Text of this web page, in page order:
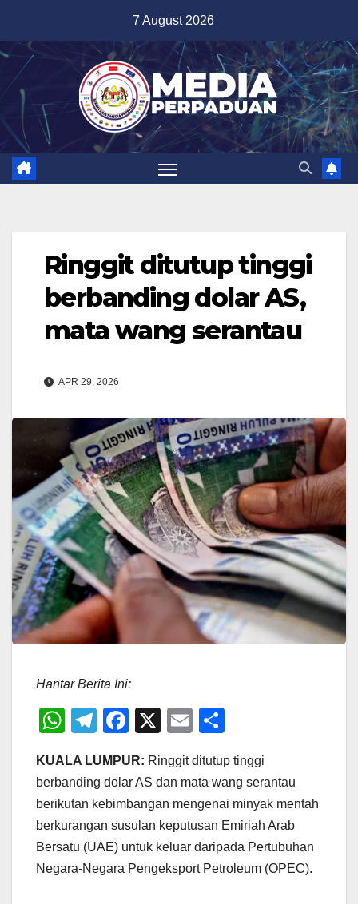
content
7 August 2026
Ringgit ditutup tinggi
berbanding dolar AS,
mata wang serantau
APR 29, 2026
Hantar Berita Ini:
W
at
s
A
p
p
T
e
gr
a
m
F
c
e
b
o
o
X
E
ail ar
e
KUALA LUMPUR: Ringgit ditutup tinggi
berbanding dolar AS dan mata wang serantau
berikutan kebimbangan mengenai minyak mentah
berkurangan susulan keputusan Emiriah Arab
Bersatu (UAE) untuk keluar daripada Pertubuhan
Negara-Negara Pengeksport Petroleum (OPEC).